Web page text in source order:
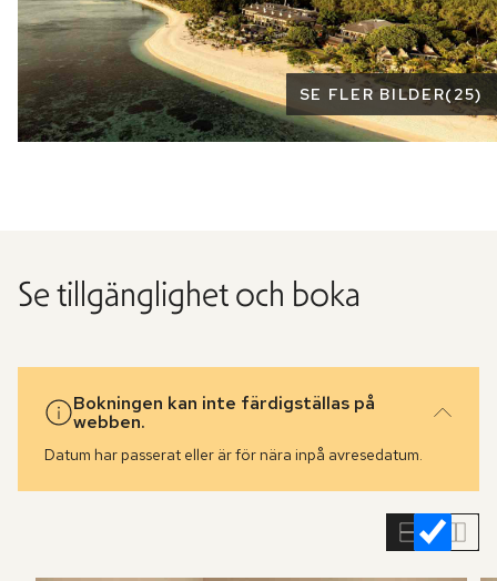
SE FLER BILDER(25)
Se tillgänglighet och boka
Bokningen kan inte färdigställas på
webben.
Datum har passerat eller är för nära inpå avresedatum.
Hoppa